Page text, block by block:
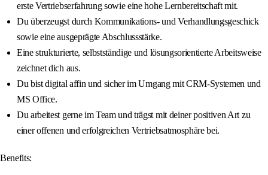
erste Vertriebserfahrung sowie eine hohe Lernbereitschaft mit.
Du überzeugst durch Kommunikations- und Verhandlungsgeschick
sowie eine ausgeprägte Abschlussstärke.
Eine strukturierte, selbstständige und lösungsorientierte Arbeitsweise
zeichnet dich aus.
Du bist digital affin und sicher im Umgang mit CRM-Systemen und
MS Office.
Du arbeitest gerne im Team und trägst mit deiner positiven Art zu
einer offenen und erfolgreichen Vertriebsatmosphäre bei.
Benefits: